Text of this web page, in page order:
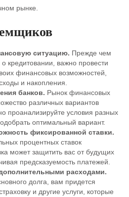
рынке.
ситуацию. Прежде чем
кредитовании, важно провести
финансовых возможностей,
и накопления.
банков. Рынок финансовых
различных вариантов
проанализируйте условия разных
оптимальный вариант.
фиксированной ставки.
процентных ставок
может защитить вас от будущих
предсказуемость платежей.
расходами.
долга, вам придется
и другие услуги, которые